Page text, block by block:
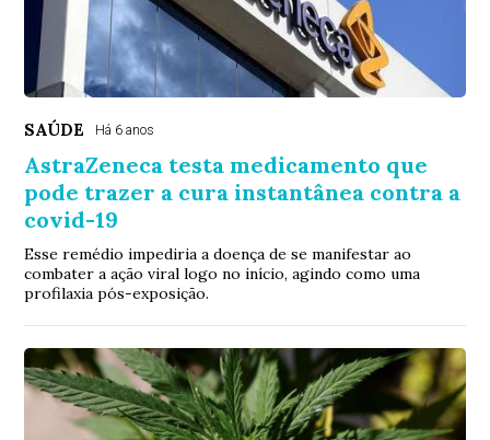
SAÚDE Há 6 anos
AstraZeneca testa medicamento que
pode trazer a cura instantânea contra a
covid-19
Esse remédio impediria a doença de se manifestar ao
combater a ação viral logo no início, agindo como uma
profilaxia pós-exposição.